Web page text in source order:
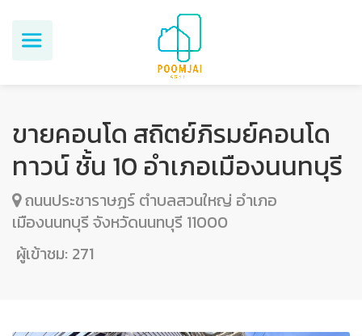
ขายคอนโด สถิตย์ภิรมย์คอนโด
ทาวน์ ชั้น 10 อำเภอเมืองนนทบุรี
ถนนประชาราษฏร์ ตำบลสวนใหญ่ อำเภอ
เมืองนนทบุรี จังหวัดนนทบุรี 11000
ผู้เข้าชม: 271